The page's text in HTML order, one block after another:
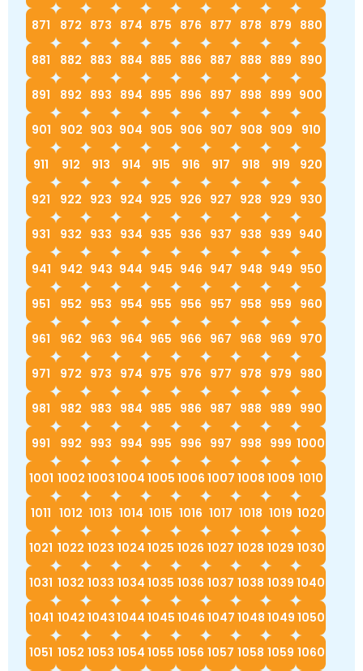
871 872 873 874 875 876 877 878 879 880
881 882 883 884 885 886 887 888 889 890
891 892 893 894 895 896 897 898 899 900
901 902 903 904 905 906 907 908 909 910
911 912 913 914 915 916 917 918 919 920
921 922 923 924 925 926 927 928 929 930
931 932 933 934 935 936 937 938 939 940
941 942 943 944 945 946 947 948 949 950
951 952 953 954 955 956 957 958 959 960
961 962 963 964 965 966 967 968 969 970
971 972 973 974 975 976 977 978 979 980
981 982 983 984 985 986 987 988 989 990
991 992 993 994 995 996 997 998 999 1000
1001 1002 10031004 1005 1006 1007 1008 1009 1010
1011 1012 1013 1014 1015 1016 1017 1018 1019 1020
1021 1022 1023 1024 1025 1026 1027 1028 1029 1030
1031 1032 1033 1034 1035 1036 1037 1038 1039 1040
1041 1042 10431044 1045 1046 1047 1048 1049 1050
1051 1052 1053 1054 1055 1056 1057 1058 1059 1060